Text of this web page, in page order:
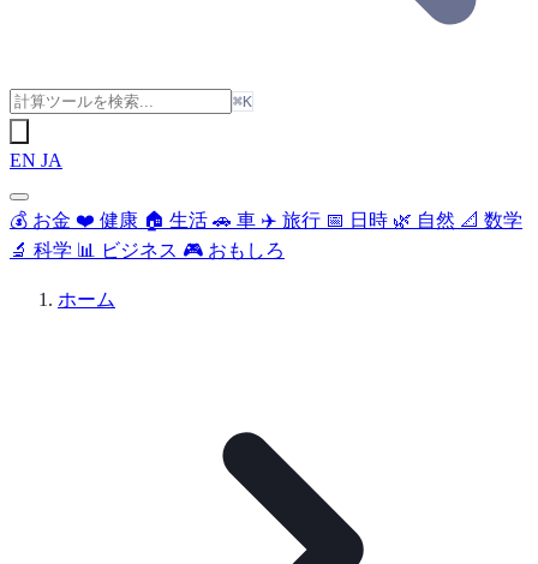
⌘K
EN JA
💰 お金 ❤️ 健康 🏠 生活 🚗 車 ✈️ 旅行 📅 日時 🌿 自然 📐 数学
🔬 科学 📊 ビジネス 🎮 おもしろ
ホーム